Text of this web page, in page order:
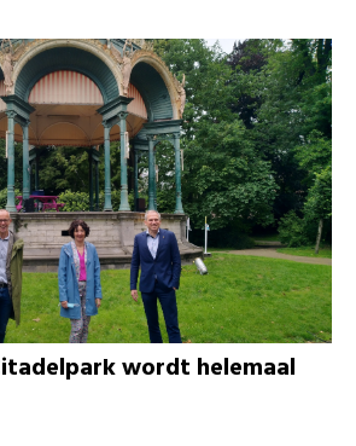
wordt helemaal